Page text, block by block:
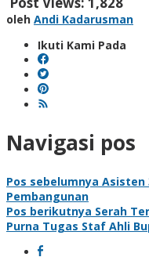
oleh Andi Kadarusman
Ikuti Kami Pada
Navigasi pos
Pos sebelumnya Asisten
Pembangunan
Pos berikutnya Serah
Purna Tugas Staf Ahli